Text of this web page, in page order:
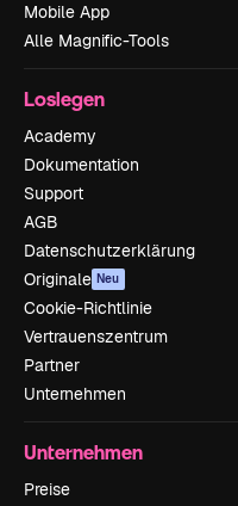
Mobile App
Alle Magnific-Tools
Loslegen
Academy
Dokumentation
Support
AGB
Datenschutzerklärung
Originale Neu
Cookie-Richtlinie
Vertrauenszentrum
Partner
Unternehmen
Unternehmen
Preise